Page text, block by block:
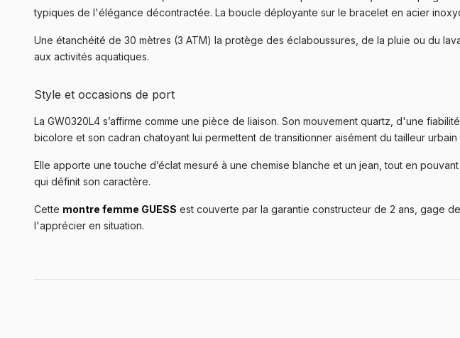
typiques de l'élégance décontractée. La boucle déployante sur le bracelet en acier
Une étanchéité de 30 mètres (3 ATM) la protège des éclaboussures, de la pluie ou du
aux activités aquatiques.
Style et occasions de port
La GW0320L4 s’affirme comme une pièce de liaison. Son mouvement quartz, d'une
bicolore et son cadran chatoyant lui permettent de transitionner aisément du tailleur
Elle apporte une touche d’éclat mesuré à une chemise blanche et un jean, tout en
qui définit son caractère.
Cette montre femme GUESS est couverte par la garantie constructeur de 2 ans, gage
l'apprécier en situation.